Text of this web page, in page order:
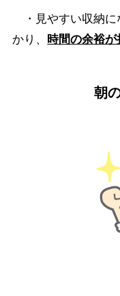
・見やすい収納に
かり、 時間の余裕が
朝